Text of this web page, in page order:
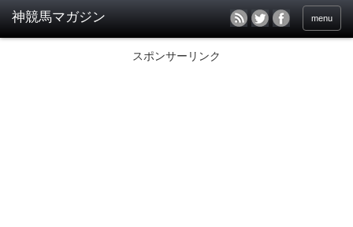
menu
スポンサーリンク